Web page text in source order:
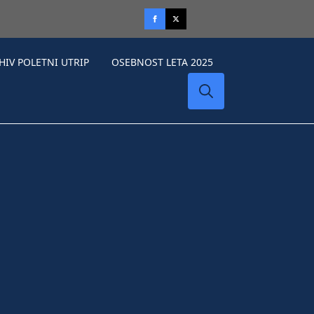
POLETNI UTRIP OSEBNOST LETA 2025